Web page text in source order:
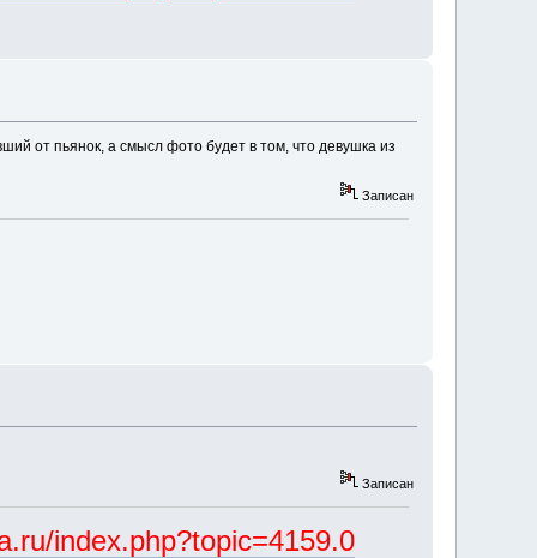
от пьянок, а смысл фото будет в том, что девушка из
Записан
Записан
index.php?topic=4159.0